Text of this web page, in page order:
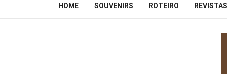
HOME SOUVENIRS ROTEIRO REVISTAS